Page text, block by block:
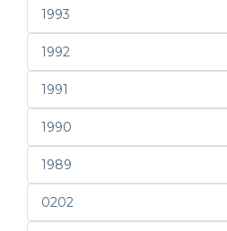
1993
1992
1991
1990
1989
0202